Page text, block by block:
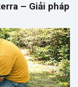
– Giải pháp